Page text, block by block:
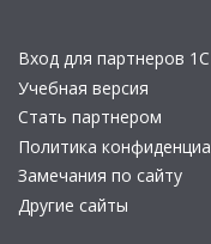
Вход для партнеров 1С
Учебная версия
Стать партнером
Политика
Замечания по сайту
Другие сайты